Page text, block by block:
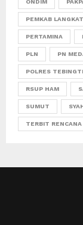
PEMKAB LANGKAT
PERTAMINA
PLN PN
POLRES
RSUP HAM
SUMUT
TERBIT RENCANA